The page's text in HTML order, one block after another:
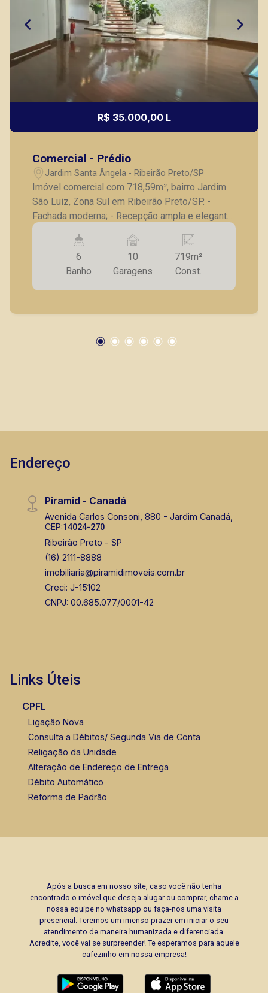
R$ 35.000,00 L
Comercial - Prédio
Jardim Santa Ângela - Ribeirão Preto/SP
Imóvel comercial com 718,59m², bairro Jardim
São Luiz, Zona Sul em Ribeirão Preto/SP. -
Fachada moderna; - Recepção ampla e elegante;
- 6 banheiros; - Copa; - Refeitório; - Ar-
condicionado; - 10 vagas subsolo; - Localizado
em uma das principais avenidas da cidade. A
Piramid tem como objetivo atender seus
clientes com agilidade e segurança, em locação,
nos principais lançamentos da cidade de
6
Banho
10
Garagens
719m²
Const.
Endereço
Piramid - Canadá
Avenida Carlos Consoni, 880 - Jardim Canadá,
CEP:14024-270
Ribeirão Preto - SP
(16) 2111-8888
imobiliaria@piramidimoveis.com.br
Creci: J-15102
CNPJ: 00.685.077/0001-42
Links Úteis
CPFL
Ligação Nova
Consulta a Débitos/ Segunda Via de Conta
Religação da Unidade
Alteração de Endereço de Entrega
Débito Automático
Reforma de Padrão
Após a busca em nosso site, caso você não tenha
encontrado o imóvel que deseja alugar ou comprar, chame a
nossa equipe no whatsapp ou faça-nos uma visita
presencial. Teremos um imenso prazer em iniciar o seu
atendimento de maneira humanizada e diferenciada.
Acredite, você vai se surpreender! Te esperamos para aquele
cafezinho em nossa empresa!